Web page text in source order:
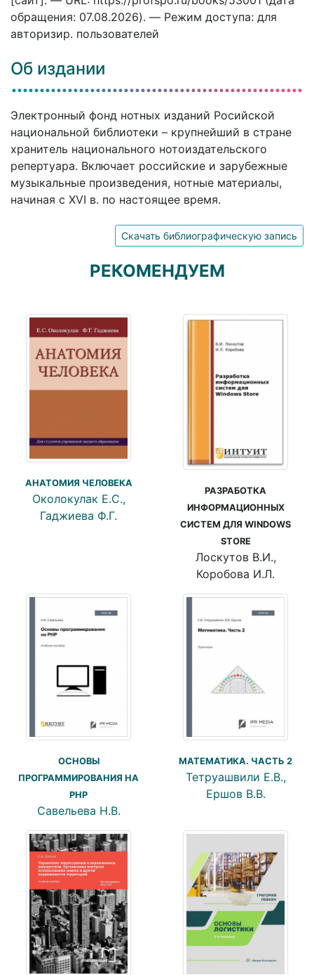
обращения: 07.08.2026). — Режим доступа: для
авторизир. пользователей
Об издании
Электронный фонд нотных изданий Росийской
национальной библиотеки – крупнейший в стране
хранитель национального нотоиздательского
репертуара. Включает российские и зарубежные
музыкальные произведения, нотные материалы,
начиная с XVI в. по настоящее время.
Скачать библиографическую запись
РЕКОМЕНДУЕМ
АНАТОМИЯ ЧЕЛОВЕКА
Околокулак Е.С.,
Гаджиева Ф.Г.
РАЗРАБОТКА
ИНФОРМАЦИОННЫХ
СИСТЕМ ДЛЯ WINDOWS
STORE
Лоскутов В.И.,
Коробова И.Л.
ОСНОВЫ
ПРОГРАММИРОВАНИЯ НА
РНР
Савельева Н.В.
МАТЕМАТИКА. ЧАСТЬ 2
Тетруашвили Е.В.,
Ершов В.В.